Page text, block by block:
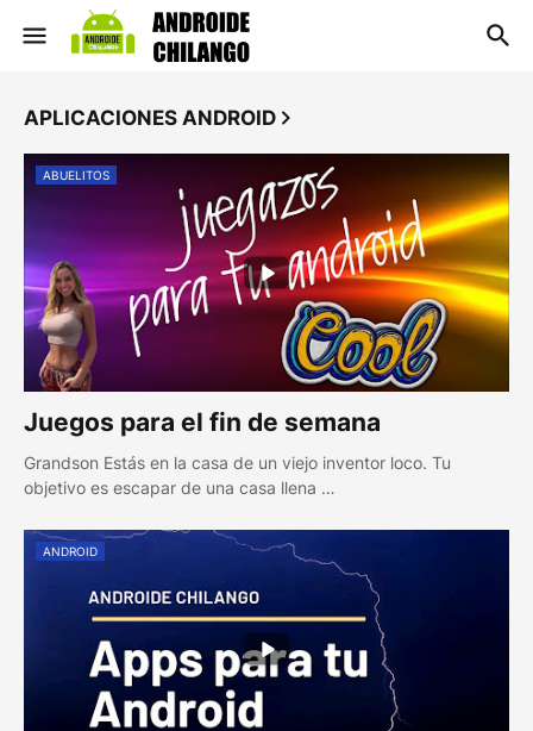
APLICACIONES ANDROID
ABUELITOS
Juegos para el fin de semana
Grandson Estás en la casa de un viejo inventor loco. Tu
objetivo es escapar de una casa llena …
ANDROID